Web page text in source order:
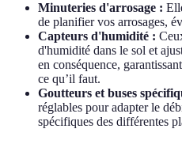
Minuteries d'arrosage :
de planifier vos arrosages,
Capteurs d'humidité :
d'humidité dans le sol et
en conséquence,
ce qu’il faut.
Goutteurs et buses
réglables pour adapter le
spécifiques des différentes